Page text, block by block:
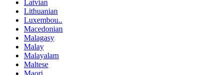
Latvian
Lithuanian
Luxembou..
Macedonian
Malagasy
Malay
Malayalam
Maltese
Maori